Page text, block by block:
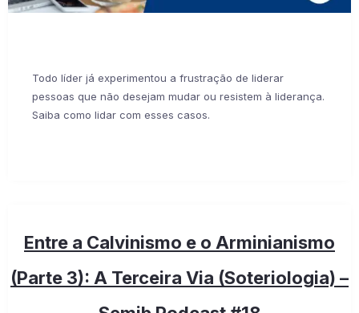
Todo líder já experimentou a frustração de liderar
pessoas que não desejam mudar ou resistem à liderança.
Saiba como lidar com esses casos.
Entre a Calvinismo e o Arminianismo
(Parte 3): A Terceira Via (Soteriologia) –